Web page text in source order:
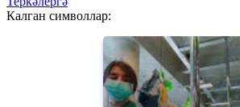
Калган символлар: